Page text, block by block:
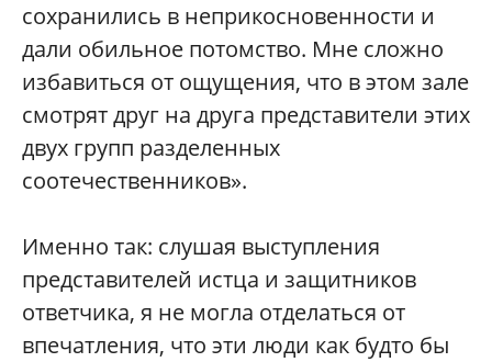
сохранились в неприкосновенности и
дали обильное потомство. Мне сложно
избавиться от ощущения, что в этом зале
смотрят друг на друга представители этих
двух групп разделенных
соотечественников».
Именно так: слушая выступления
представителей истца и защитников
ответчика, я не могла отделаться от
впечатления, что эти люди как будто бы